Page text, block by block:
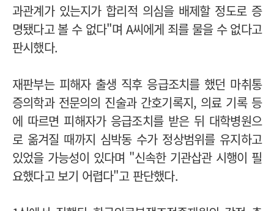
과관계가 있는지가 합리적 의심을 배제할 정도로 증
명됐다고 볼 수 없다"며 A씨에게 죄를 물을 수 없다고
판시했다.
재판부는 피해자 출생 직후 응급조치를 했던 마취통
증의학과 전문의의 진술과 간호기록지, 의료 기록 등
에 따르면 피해자가 응급조치를 받은 뒤 대학병원으
로 옮겨질 때까지 심박동 수가 정상범위를 유지하고
있었을 가능성이 있다며 "신속한 기관삽관 시행이 필
요했다고 보기 어렵다"고 판단했다.